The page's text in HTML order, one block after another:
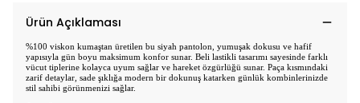
Ürün Açıklaması
%100 viskon kumaştan üretilen bu siyah pantolon, yumuşak dokusu ve hafif
yapısıyla gün boyu maksimum konfor sunar. Beli lastikli tasarımı sayesinde farklı
vücut tiplerine kolayca uyum sağlar ve hareket özgürlüğü sunar. Paça kısmındaki
zarif detaylar, sade şıklığa modern bir dokunuş katarken günlük kombinlerinizde
stil sahibi görünmenizi sağlar.